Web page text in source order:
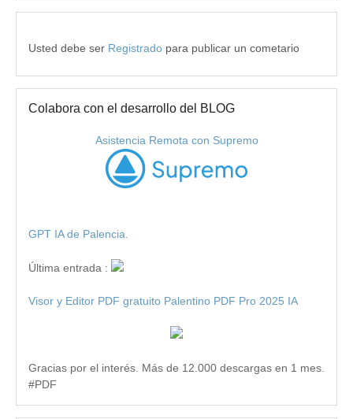
Usted debe ser Registrado para publicar un cometario
Colabora con el desarrollo del BLOG
Asistencia Remota con Supremo
GPT IA de Palencia.
Última entrada :
Visor y Editor PDF gratuito Palentino PDF Pro 2025 IA
Gracias por el interés. Más de 12.000 descargas en 1 mes.
#PDF